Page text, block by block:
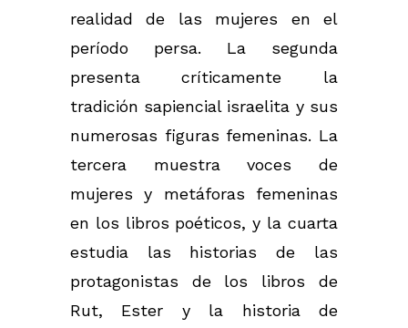
realidad de las mujeres en el
período persa. La segunda
presenta críticamente la
tradición sapiencial israelita y sus
numerosas figuras femeninas. La
tercera muestra voces de
mujeres y metáforas femeninas
en los libros poéticos, y la cuarta
estudia las historias de las
protagonistas de los libros de
Rut, Ester y la historia de